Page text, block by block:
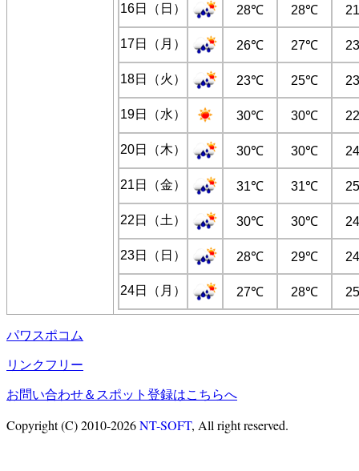
16日（日） 28℃ 28℃
17日（月） 26℃ 27℃
18日（火） 23℃ 25℃
19日（水） 30℃ 30℃
20日（木） 30℃ 30℃
21日（金） 31℃ 31℃
22日（土） 30℃ 30℃
23日（日） 28℃ 29℃
24日（月） 27℃ 28℃
パワスポコム
リンクフリー
お問い合わせ＆スポット登録はこちらへ
Copyright (C) 2010-2026NT-SOFT, All right reserved.